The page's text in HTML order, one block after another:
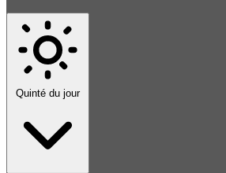
Quinté du jour